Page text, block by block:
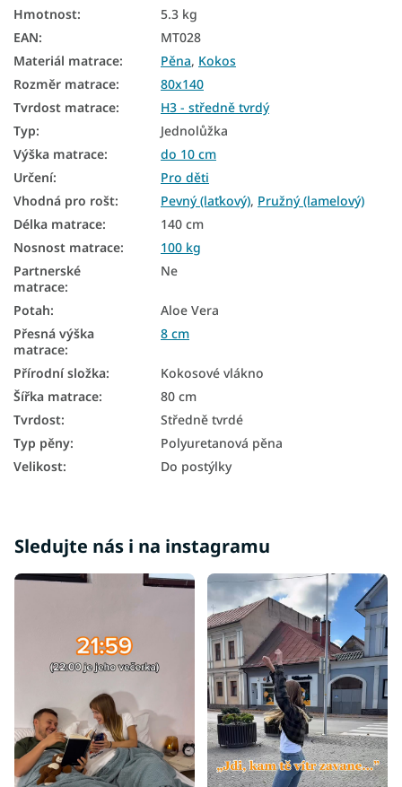
Podlahové matrace
Oboustranné matrace
Matrace podle tvrdosti
Tvrdé matrace
Dětské matrace podle rozměru
Dětské matrace podle materiálu
Dětské kokosové matrace
Dětské nezónované matrace
Matrace tvrdost H3
Hmotnost:
5.3 kg
EAN:
MT028
Materiál matrace: Pěna, Kokos
Rozměr matrace:
80x140
Tvrdost matrace:
H3 - středně tvrdý
Typ:
Jednolůžka
Výška matrace:
do 10 cm
Určení:
Pro děti
Vhodná pro rošt: Pevný (laťkový), Pružný (lamelový)
Délka matrace:
140 cm
Nosnost matrace:
100 kg
Partnerské
matrace:
Ne
Potah:
Aloe Vera
Přesná výška
matrace:
8 cm
Přírodní složka:
Kokosové vlákno
Šířka matrace:
80 cm
Tvrdost:
Středně tvrdé
Typ pěny:
Polyuretanová pěna
Velikost: Do postýlky
Sledujte nás i na instagramu